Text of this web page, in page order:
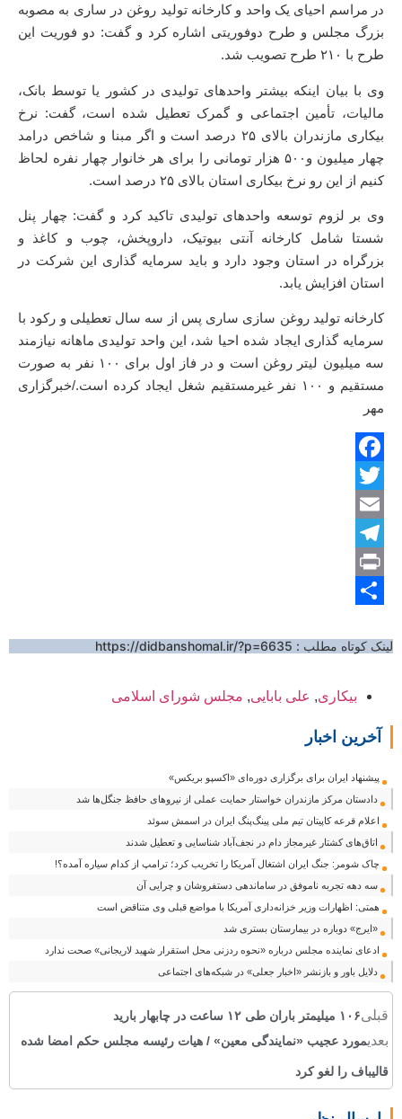
در مراسم احیای یک واحد و کارخانه تولید روغن در ساری به مصوبه
بزرگ مجلس و طرح دوفوریتی اشاره کرد و گفت: دو فوریت این
طرح با ۲۱۰ طرح تصویب شد.
وی با بیان اینکه بیشتر واحدهای تولیدی در کشور یا توسط بانک،
مالیات، تأمین اجتماعی و گمرک تعطیل شده است، گفت: نرخ
بیکاری مازندران بالای ۲۵ درصد است و اگر مبنا و شاخص درامد
چهار میلیون و۵۰۰ هزار تومانی را برای هر خانوار چهار نفره لحاظ
کنیم از این رو نرخ بیکاری استان بالای ۲۵ درصد است.
وی بر لزوم توسعه واحدهای تولیدی تاکید کرد و گفت: چهار پنل
شستا شامل کارخانه آنتی بیوتیک، داروپخش، چوب و کاغذ و
بزرگراه در استان وجود دارد و باید سرمایه گذاری این شرکت در
استان افزایش یابد.
کارخانه تولید روغن سازی ساری پس از سه سال تعطیلی و رکود با
سرمایه گذاری ایجاد شده احیا شد، این واحد تولیدی ماهانه نیازمند
سه میلیون لیتر روغن است و در فاز اول برای ۱۰۰ نفر به صورت
مستقیم و ۱۰۰ نفر غیرمستقیم شغل ایجاد کرده است./خبرگزاری
مهر
Facebook
Twitter
Email
Telegram
Print
لینک کوتاه مطلب : https://didbanshomal.ir/?p=6635
بیکاری, علی بابایی , مجلس شورای اسلامی
آخرین اخبار
پیشنهاد ایران برای برگزاری دوره‌ای «اکسپو بریکس»
دادستان مرکز مازندران خواستار حمایت عملی از نیروهای حافظ جنگل‌ها شد
اعلام قرعه کاپیتان تیم ملی پینگ‌پنگ ایران در اسمش سوئد
اتاق‌های کشتار غیرمجاز دام در نجف‌آباد شناسایی و تعطیل شدند
چاک شومر: جنگ ایران اشتغال آمریکا را تخریب کرد؛ ترامپ از کدام سیاره آمده؟!
سه دهه تجربه ناموفق در ساماندهی دستفروشان و چرایی آن
همتی: اظهارات وزیر خزانه‌داری آمریکا با مواضع قبلی وی متناقض است
«ایرج» دوباره در بیمارستان بستری شد
ادعای نماینده مجلس درباره «نحوه ردزنی محل استقرار شهید لاریجانی» صحت ندارد
دلایل باور و بازنشر «اخبار جعلی» در شبکه‌های اجتماعی
قبلی ۱۰۶ میلیمتر باران طی ۱۲ ساعت در چابهار بارید
بعدیمورد عجیب «نمایندگی معین» / هیات رئیسه مجلس حکم امضا شده
قالیباف را لغو کرد